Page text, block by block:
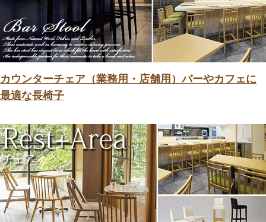
カウンターチェア（業務用・店舗用）バーやカフェに
最適な長椅子